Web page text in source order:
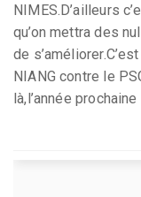
NIMES.D’ailleurs
qu’on mettra des
de
NIANG contre le
là,l’année prochaine